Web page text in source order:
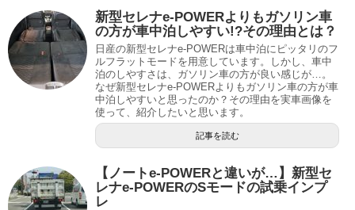
新型セレナe-POWERよりもガソリン車
の方が車中泊しやすい!?その理由とは？
日産の新型セレナe-POWERは車中泊にピッタリのフ
ルフラットモードを用意しています。しかし、車中
泊のしやすさは、ガソリン車の方が良い感じが…。
なぜ新型セレナe-POWERよりもガソリン車の方が車
中泊しやすいと思ったのか？その理由を実車画像を
使って、紹介したいと思います。
記事を読む
【ノートe-POWERと違いが…】新型セ
レナe-POWERのSモードの試乗インプ
レ